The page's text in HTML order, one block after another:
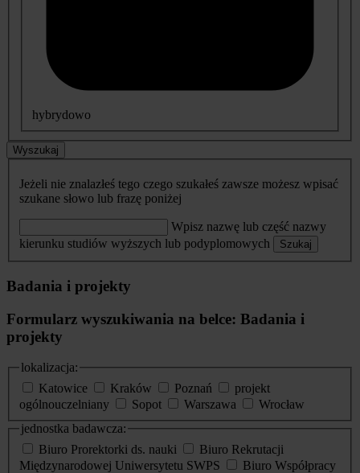
hybrydowo
Wyszukaj
Jeżeli nie znalazłeś tego czego szukałeś zawsze możesz wpisać
szukane słowo lub frazę poniżej
Wpisz nazwę lub część nazwy
kierunku studiów wyższych lub podyplomowych
Szukaj
Badania i projekty
Formularz wyszukiwania na belce: Badania i
projekty
lokalizacja:
Katowice
Kraków Poznań
projekt
ogólnouczelniany
Sopot Warszawa
Wrocław
jednostka badawcza:
Biuro Prorektorki ds. nauki
Biuro Rekrutacji
Międzynarodowej Uniwersytetu SWPS
Biuro Współpracy